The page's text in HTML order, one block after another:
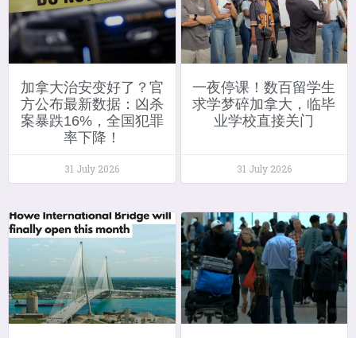
加拿大治安变好了？官
方公布最新数据：凶杀
案暴跌16%，全国犯罪
率下降！
31 July 2026
一夜停课！数百留学生
求学梦碎加拿大，临毕
业学校直接关门
31 July 2026